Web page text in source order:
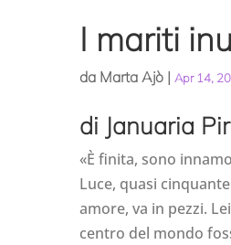
I mariti
da Marta Ajò | Apr 14,
di Januaria
«È finita, sono
Luce, quasi
amore, va in pezzi.
centro del mondo